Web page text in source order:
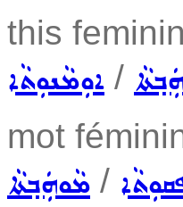
this
ܐܘܼܡܵܢܘܼܬܵܐ /
mot
ܡܵܘܗܲܒ݂ܬܵܐ /